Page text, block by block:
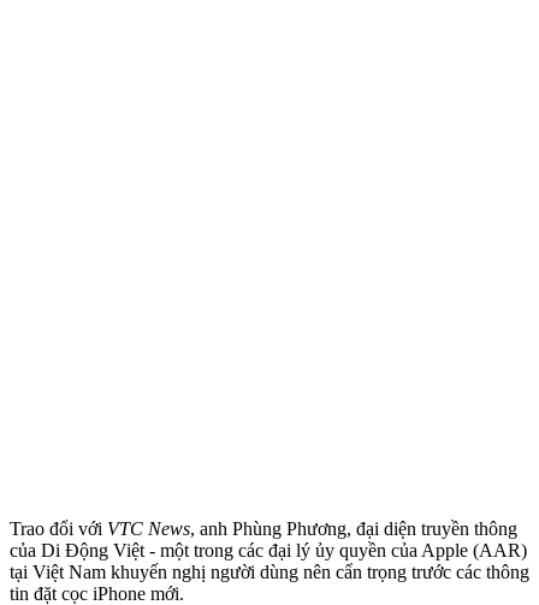
Trao đổi với VTC News, anh Phùng Phương, đại diện truyền thông
của Di Động Việt - một trong các đại lý ủy quyền của Apple (AAR)
tại Việt Nam khuyến nghị người dùng nên cẩn trọng trước các thông
tin đặt cọc iPhone mới.